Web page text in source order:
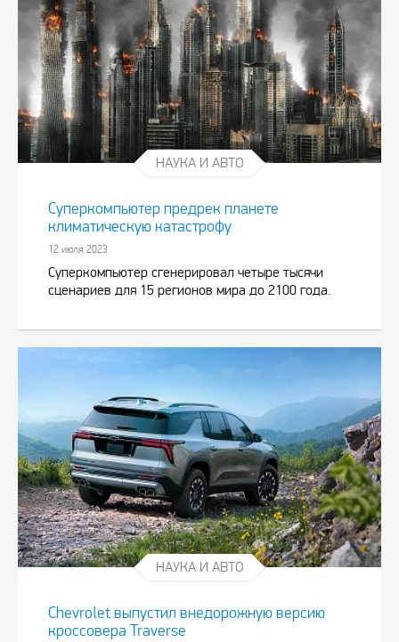
НАУКА И АВТО
Суперкомпьютер предрек планете
климатическую катастрофу
12 июля 2023
Суперкомпьютер сгенерировал четыре тысячи
сценариев для 15 регионов мира до 2100 года.
НАУКА И АВТО
Chevrolet выпустил внедорожную версию
кроссовера Traverse